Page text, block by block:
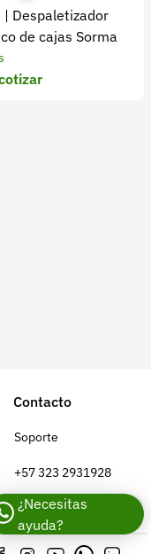
| Despaletizador
de cajas Sorma
Contacto
Soporte
+57 323 2931928
contacto@croper.com
¿Necesitas
ayuda?